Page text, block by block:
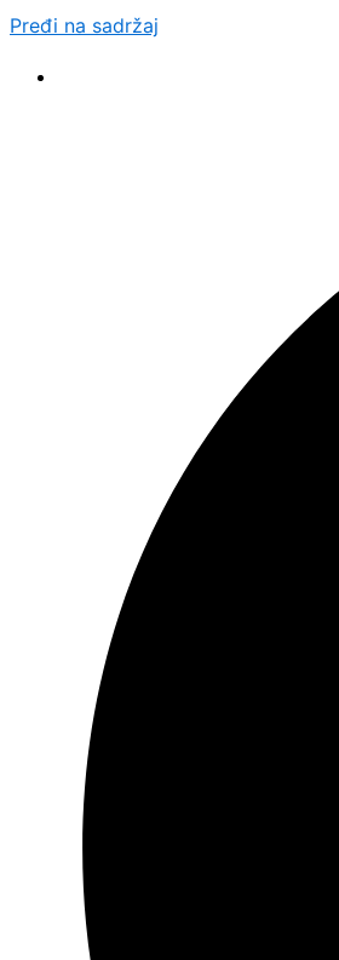
Pređi na sadržaj